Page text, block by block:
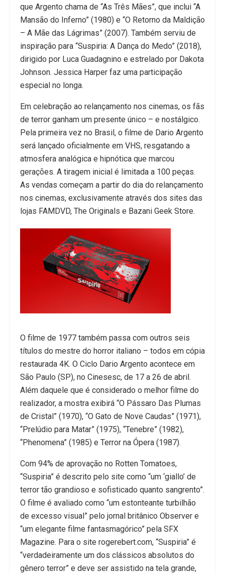
que Argento chama de “As Três Mães”, que inclui “A
Mansão do Inferno” (1980) e “O Retorno da Maldição
– A Mãe das Lágrimas” (2007). Também serviu de
inspiração para “Suspiria: A Dança do Medo” (2018),
dirigido por Luca Guadagnino e estrelado por Dakota
Johnson. Jessica Harper faz uma participação
especial no longa.
Em celebração ao relançamento nos cinemas, os fãs
de terror ganham um presente único – e nostálgico.
Pela primeira vez no Brasil, o filme de Dario Argento
será lançado oficialmente em VHS, resgatando a
atmosfera analógica e hipnótica que marcou
gerações. A tiragem inicial é limitada a 100 peças.
As vendas começam a partir do dia do relançamento
nos cinemas, exclusivamente através dos sites das
lojas FAMDVD, The Originals e Bazani Geek Store.
O filme de 1977 também passa com outros seis
títulos do mestre do horror italiano – todos em cópia
restaurada 4K. O Ciclo Dario Argento acontece em
São Paulo (SP), no Cinesesc, de 17 a 26 de abril.
Além daquele que é considerado o melhor filme do
realizador, a mostra exibirá “O Pássaro Das Plumas
de Cristal” (1970), “O Gato de Nove Caudas” (1971),
“Prelúdio para Matar” (1975), “Tenebre” (1982),
“Phenomena” (1985) e Terror na Ópera (1987).
Com 94% de aprovação no Rotten Tomatoes,
“Suspiria” é descrito pelo site como “um ‘giallo’ de
terror tão grandioso e sofisticado quanto sangrento”.
O filme é avaliado como “um estonteante turbilhão
de excesso visual” pelo jornal britânico Observer e
“um elegante filme fantasmagórico” pela SFX
Magazine. Para o site rogerebert.com, “Suspiria” é
“verdadeiramente um dos clássicos absolutos do
gênero terror” e deve ser assistido na tela grande,